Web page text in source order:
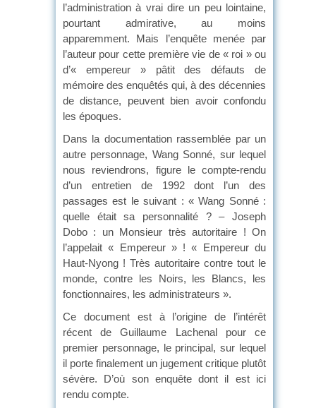
l’administration à vrai dire un peu lointaine,
pourtant admirative, au moins
apparemment. Mais l’enquête menée par
l’auteur pour cette première vie de « roi » ou
d’« empereur » pâtit des défauts de
mémoire des enquêtés qui, à des décennies
de distance, peuvent bien avoir confondu
les époques.
Dans la documentation rassemblée par un
autre personnage, Wang Sonné, sur lequel
nous reviendrons, figure le compte-rendu
d’un entretien de 1992 dont l’un des
passages est le suivant : « Wang Sonné :
quelle était sa personnalité ? – Joseph
Dobo : un Monsieur très autoritaire ! On
l’appelait « Empereur » ! « Empereur du
Haut-Nyong ! Très autoritaire contre tout le
monde, contre les Noirs, les Blancs, les
fonctionnaires, les administrateurs ».
Ce document est à l’origine de l’intérêt
récent de Guillaume Lachenal pour ce
premier personnage, le principal, sur lequel
il porte finalement un jugement critique plutôt
sévère. D’où son enquête dont il est ici
rendu compte.